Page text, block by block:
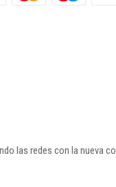
las redes con la nueva